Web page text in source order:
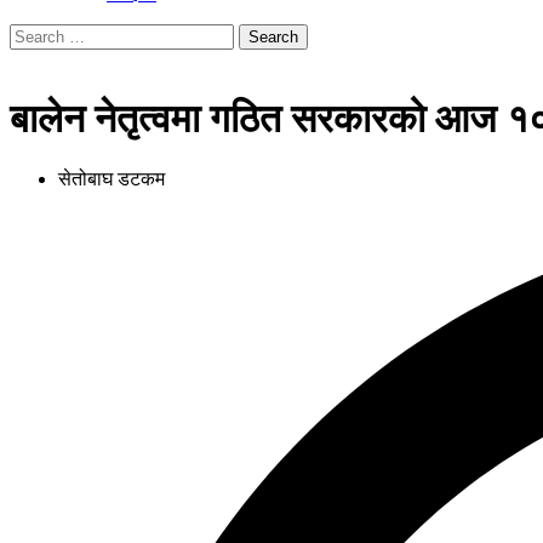
Search
for:
बालेन नेतृत्वमा गठित सरकारको आज
सेतोबाघ डटकम